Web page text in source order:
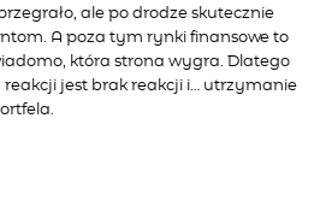
ale po drodze skutecznie
A poza tym rynki finansowe to
która strona wygra. Dlatego
reakcji jest brak reakcji i… utrzymanie